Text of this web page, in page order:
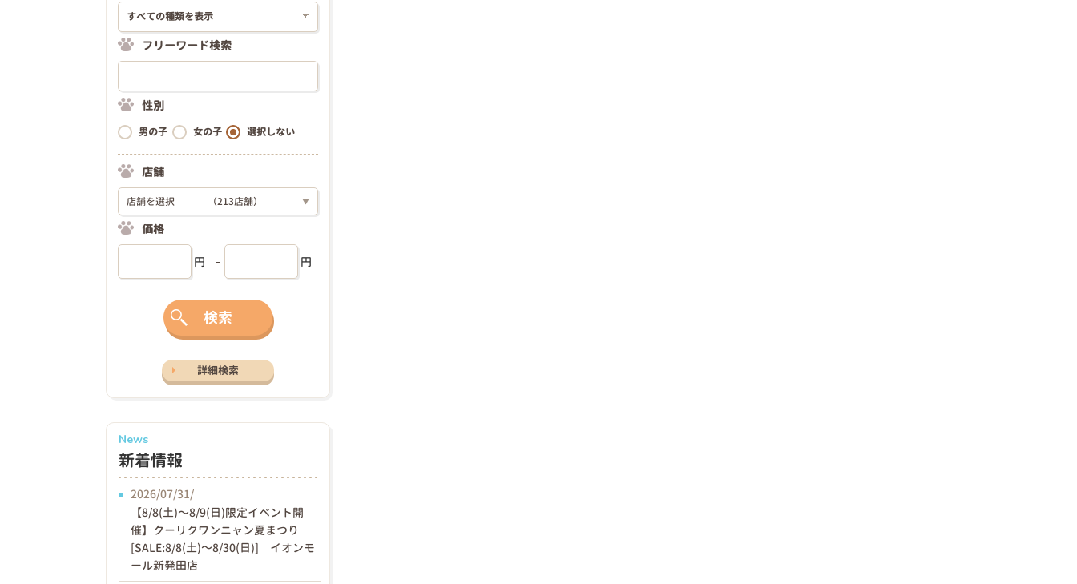
フリーワード検索
性別
男の子 女の子 選択しない
店舗
店舗を選択 （213店舗） ▼
価格
円 円
検索
詳細検索
News
新着情報
2026/07/31/
【8/8(土)〜8/9(日)限定イベント開
催】クーリクワンニャン夏まつり
[SALE:8/8(土)～8/30(日)] イオンモ
ール新発田店